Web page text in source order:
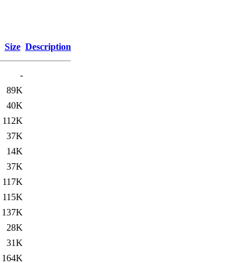
Size Description
-
89K
40K
112K
37K
14K
37K
117K
115K
137K
28K
31K
164K